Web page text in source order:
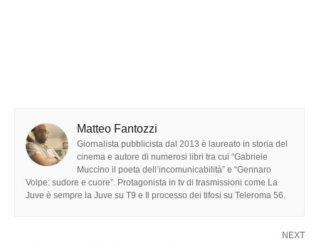
Matteo Fantozzi
Giornalista pubblicista dal 2013 è laureato in storia del
cinema e autore di numerosi libri tra cui “Gabriele
Muccino il poeta dell’incomunicabilità” e “Gennaro
Volpe: sudore e cuore”. Protagonista in tv di trasmissioni come La
Juve è sempre la Juve su T9 e Il processo dei tifosi su Teleroma 56.
NEXT